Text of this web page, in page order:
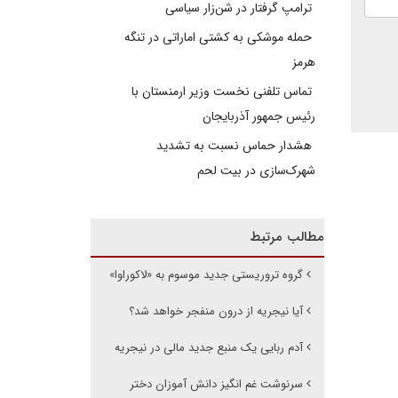
ترامپ گرفتار در شن‌زار سیاسی
حمله موشکی به کشتی اماراتی در تنگه
هرمز
تماس تلفنی نخست وزیر ارمنستان با
رئیس جمهور آذربایجان
هشدار حماس نسبت به تشدید
شهرک‌سازی در بیت‌ لحم
مطالب مرتبط
گروه تروریستی جدید موسوم به «لاکوراوا»
آیا نیجریه از درون منفجر خواهد شد؟
آدم ربایی یک منبع جدید مالی در نیجریه
سرنوشت غم انگیز دانش آموزان دختر